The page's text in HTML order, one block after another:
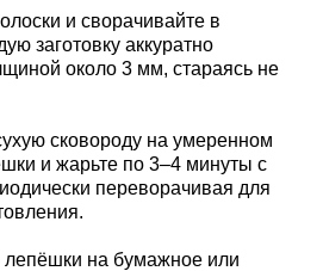
и сворачивайте в
заготовку аккуратно
около 3 мм, стараясь не
сковороду на умеренном
и жарьте по 3–4 минуты с
переворачивая для
лепёшки на бумажное или